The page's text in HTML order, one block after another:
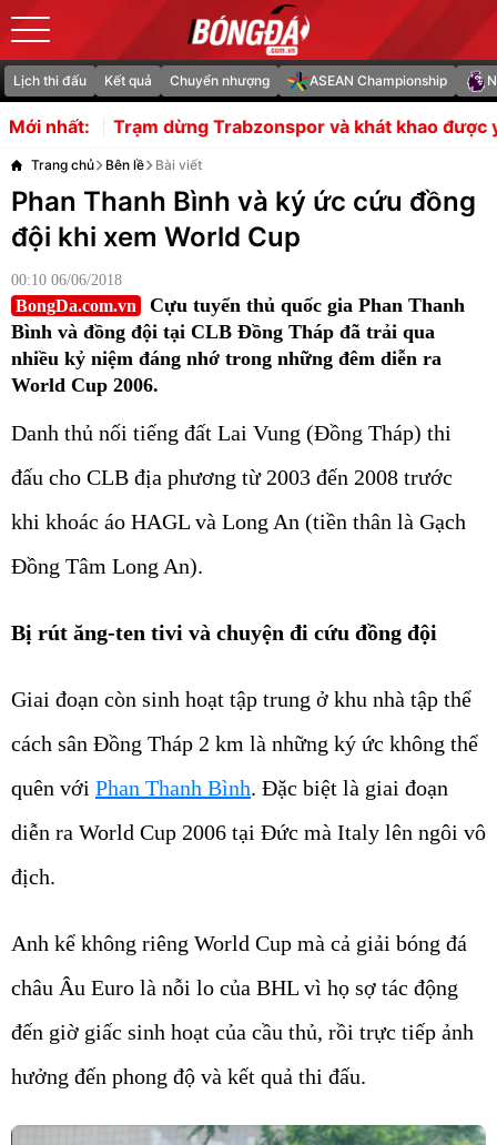
Lịch thi đấu Kết quả Chuyển nhượng ASEAN Championship
Mới nhất:
Trabzonspor và khát khao được yêu của Salah
Trang chủ Bên lề Bài viết
Phan Thanh Bình và ký ức cứu đồng
đội khi xem World Cup
00:10 06/06/2018
BongDa.com.vn
Cựu tuyển thủ quốc gia Phan Thanh
Bình và đồng đội tại CLB Đồng Tháp đã trải qua
nhiều kỷ niệm đáng nhớ trong những đêm diễn ra
World Cup 2006.
Danh thủ nối tiếng đất Lai Vung (Đồng Tháp) thi
đấu cho CLB địa phương từ 2003 đến 2008 trước
khi khoác áo HAGL và Long An (tiền thân là Gạch
Đồng Tâm Long An).
Bị rút ăng-ten tivi và chuyện đi cứu đồng đội
Giai đoạn còn sinh hoạt tập trung ở khu nhà tập thể
cách sân Đồng Tháp 2 km là những ký ức không thể
quên với Phan Thanh Bình. Đặc biệt là giai đoạn
diễn ra World Cup 2006 tại Đức mà Italy lên ngôi vô
địch.
Anh kể không riêng World Cup mà cả giải bóng đá
châu Âu Euro là nỗi lo của BHL vì họ sợ tác động
đến giờ giấc sinh hoạt của cầu thủ, rồi trực tiếp ảnh
hưởng đến phong độ và kết quả thi đấu.